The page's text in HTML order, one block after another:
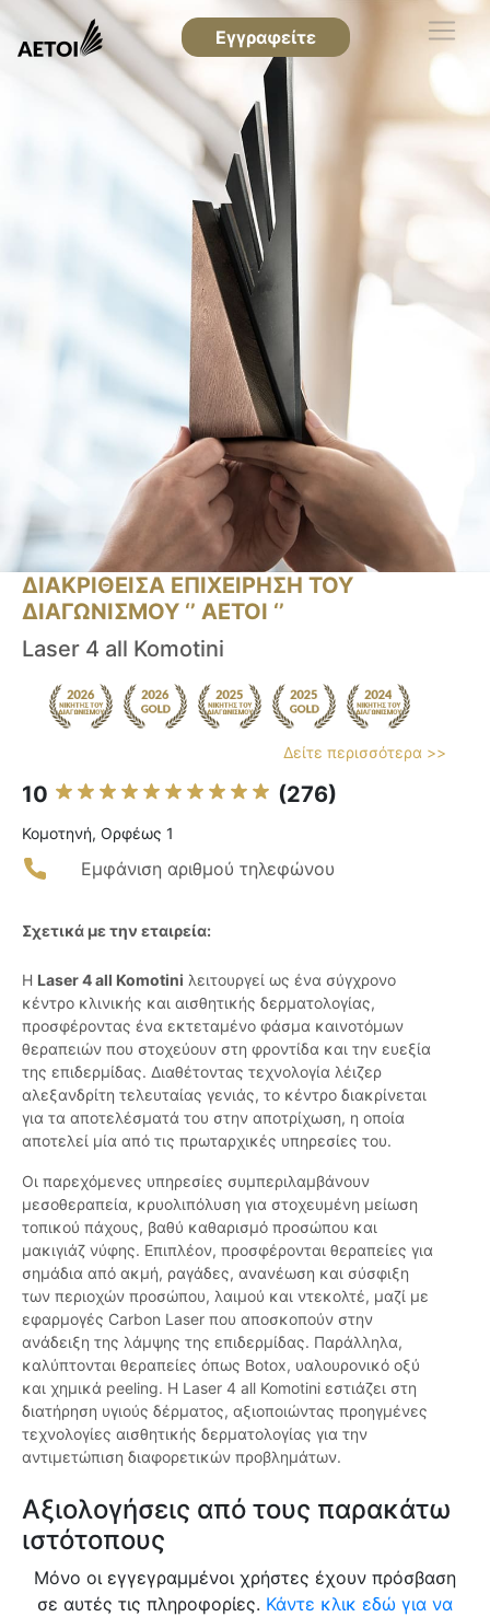
Εγγραφείτε
ΔΙΑΚΡΙΘΕΙΣΑ ΕΠΙΧΕΙΡΗΣΗ ΤΟΥ
ΔΙΑΓΩΝΙΣΜΟΥ ‘’ ΑΕΤΟΙ ‘’
Laser 4 all Komotini
Δείτε περισσότερα >>
10 (276)
Κομοτηνή, Ορφέως 1
Εμφάνιση αριθμού τηλεφώνου
Σχετικά με την εταιρεία:
Η Laser 4 all Komotini λειτουργεί ως ένα σύγχρονο
κέντρο κλινικής και αισθητικής δερματολογίας,
προσφέροντας ένα εκτεταμένο φάσμα καινοτόμων
θεραπειών που στοχεύουν στη φροντίδα και την ευεξία
της επιδερμίδας. Διαθέτοντας τεχνολογία λέιζερ
αλεξανδρίτη τελευταίας γενιάς, το κέντρο διακρίνεται
για τα αποτελέσματά του στην αποτρίχωση, η οποία
αποτελεί μία από τις πρωταρχικές υπηρεσίες του.
Οι παρεχόμενες υπηρεσίες συμπεριλαμβάνουν
μεσοθεραπεία, κρυολιπόλυση για στοχευμένη μείωση
τοπικού πάχους, βαθύ καθαρισμό προσώπου και
μακιγιάζ νύφης. Επιπλέον, προσφέρονται θεραπείες για
σημάδια από ακμή, ραγάδες, ανανέωση και σύσφιξη
των περιοχών προσώπου, λαιμού και ντεκολτέ, μαζί με
εφαρμογές Carbon Laser που αποσκοπούν στην
ανάδειξη της λάμψης της επιδερμίδας. Παράλληλα,
καλύπτονται θεραπείες όπως Botox, υαλουρονικό οξύ
και χημικά peeling. Η Laser 4 all Komotini εστιάζει στη
διατήρηση υγιούς δέρματος, αξιοποιώντας προηγμένες
τεχνολογίες αισθητικής δερματολογίας για την
αντιμετώπιση διαφορετικών προβλημάτων.
Αξιολογήσεις από τους παρακάτω
ιστότοπους
Μόνο οι εγγεγραμμένοι χρήστες έχουν πρόσβαση
σε αυτές τις πληροφορίες. Κάντε κλικ εδώ για να